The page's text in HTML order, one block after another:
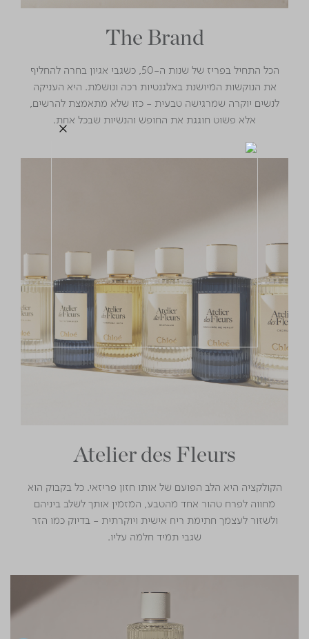
The Brand
הכל התחיל בפריז של שנות ה-50, כשגבי אגיון בחרה להחליף
את הנוקשות המיושנת באלגנטיות רכה ונושמת. היא העניקה
לנשים יוקרה שמרגישה טבעית - כזו שלא מתאמצת להרשים,
אלא פשוט חוגגת את החופש והנשיות שבכל אחת.
Atelier des Fleurs
הקולקציה היא הלב הפועם של אותו חזון פריזאי. כל בקבוק הוא
מחווה לפרח טהור אחד מהטבע, המזמין אותך לשלב ביניהם
ולשזור לעצמך חתימת ריח אישית ויוקרתית - בדיוק כמו הזר
שגבי תמיד חלמה עליו.